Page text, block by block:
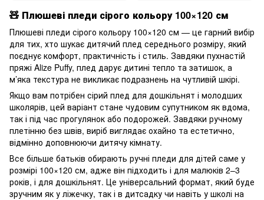
🧸 Плюшеві пледи сірого кольору 100×120 см
Плюшеві пледи сірого кольору 100×120 см — це гарний вибір
для тих, хто шукає дитячий плед середнього розміру, який
поєднує комфорт, практичність і стиль. Завдяки пухнастій
пряжі Alize Puffy, плед дарує дитині тепло та затишок, а
м’яка текстура не викликає подразнень на чутливій шкірі.
Якщо вам потрібен сірий плед для дошкільнят і молодших
школярів, цей варіант стане чудовим супутником як вдома,
так і під час прогулянок або подорожей. Завдяки ручному
плетінню без швів, виріб виглядає охайно та естетично,
відмінно доповнюючи дитячу кімнату.
Все більше батьків обирають ручні пледи для дітей саме у
розмірі 100×120 см, адже він підходить і для малюків 2–3
років, і для дошкільнят. Це універсальний формат, який буде
зручним як у ліжечку, так і в дитсадку чи навіть у школі на